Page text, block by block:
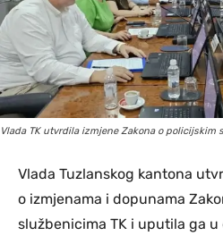
Vlada TK utvrdila izmjene Zakona o policijskim
Vlada Tuzlanskog kantona
o izmjenama i dopunama
službenicima TK i uputila ga